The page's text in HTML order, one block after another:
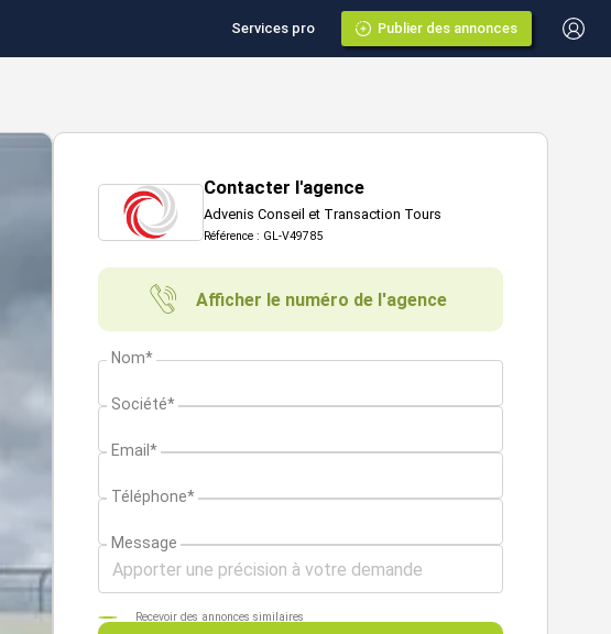
Services pro Publier des annonces
Contacter l'agence
Advenis Conseil et Transaction Tours
Référence : GL-V49785
Afficher le numéro de l'agence
Nom*
Société*
Email*
Téléphone*
Message
Recevoir des annonces similaires